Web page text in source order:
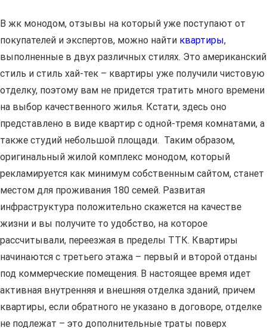
В жк монодом, отзывы на который уже поступают от
покупателей и экспертов, можно найти квартиры,
выполненные в двух различных стилях. Это американский
стиль и стиль хай-тек – квартиры уже получили чистовую
отделку, поэтому вам не придется тратить много времени
на выбор качественного жилья. Кстати, здесь оно
представлено в виде квартир с одной-тремя комнатами, а
также студий небольшой площади. Таким образом,
оригинальный жилой комплекс монодом, который
рекламируется как минимум собственным сайтом, станет
местом для проживания 180 семей. Развитая
инфраструктура положительно скажется на качестве
жизни и вы получите то удобство, на которое
рассчитывали, переезжая в пределы ТТК. Квартиры
начинаются с третьего этажа – первый и второй отданы
под коммерческие помещения. В настоящее время идет
активная внутренняя и внешняя отделка зданий, причем
квартиры, если обратного не указано в договоре, отделке
не подлежат – это дополнительные траты поверх